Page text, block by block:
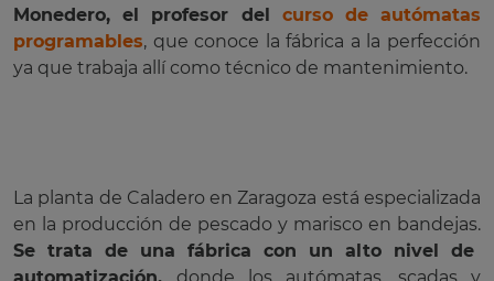
Monedero, el profesor del curso de autómatas
programables, que conoce la fábrica a la perfección
ya que trabaja allí como técnico de mantenimiento.
La planta de Caladero en Zaragoza está especializada
en la producción de pescado y marisco en bandejas.
Se trata de una fábrica con un alto nivel de